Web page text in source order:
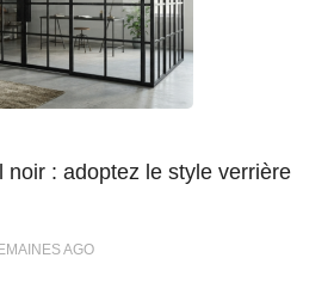
noir : adoptez le style verrière
AGO